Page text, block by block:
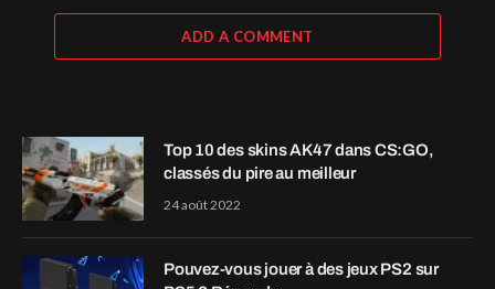
ADD A COMMENT
Top 10 des skins AK47 dans CS:GO,
classés du pire au meilleur
24 août 2022
Pouvez-vous jouer à des jeux PS2 sur